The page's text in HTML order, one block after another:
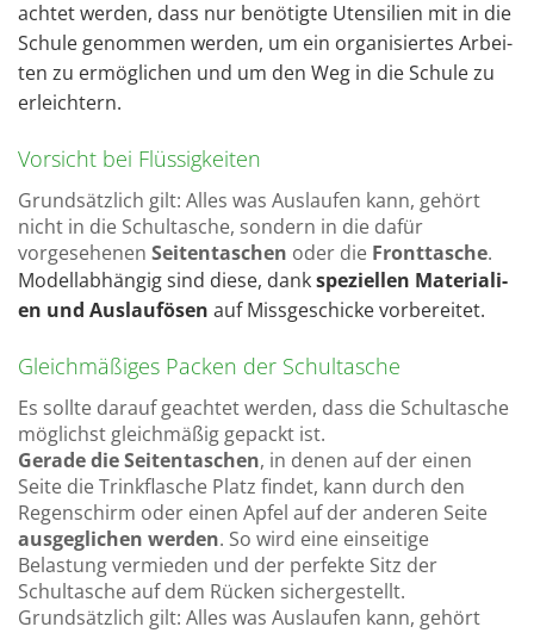
ach­tet wer­den, dass nur be­nö­tig­te Uten­si­li­en mit in die
Schu­le ge­nom­men wer­den, um ein or­ga­ni­sier­tes Ar­bei­
ten zu er­mög­li­chen und um den Weg in die Schu­le zu
er­leich­tern.
Vorsicht bei Flüssigkeiten
Grundsätzlich gilt: Alles was Auslaufen kann, gehört
nicht in die Schultasche, sondern in die dafür
vorgesehenen Seitentaschen oder die Fronttasche.
Mo­dell­ab­hän­gig sind diese, dankspe­zi­el­len Ma­te­ria­li­
en und Aus­lau­fö­sen auf Miss­ge­schi­cke vor­be­rei­tet.
Gleichmäßiges Packen der Schultasche
Es sollte darauf geachtet werden, dass die Schultasche
möglichst gleichmäßig gepackt ist.
Gerade die Seitentaschen, in denen auf der einen
Seite die Trinkflasche Platz findet, kann durch den
Regenschirm oder einen Apfel auf der anderen Seite
ausgeglichen werden. So wird eine einseitige
Belastung vermieden und der perfekte Sitz der
Schultasche auf dem Rücken sichergestellt.
Grundsätzlich gilt: Alles was Auslaufen kann, gehört